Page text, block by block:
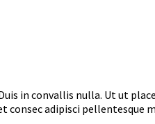
in convallis nulla. Ut ut
adipisci pellentesque